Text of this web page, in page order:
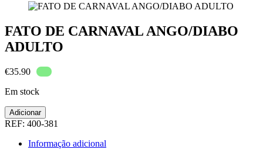
FATO DE CARNAVAL ANGO/DIABO
ADULTO
€35.90
Em stock
Quantidade
de
Adicionar
REF: 400-381
Informação adicional